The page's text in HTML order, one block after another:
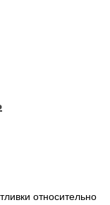
относительно